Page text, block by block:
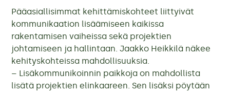
Pääasiallisimmat kehittämiskohteet liittyivät
kommunikaation lisäämiseen kaikissa
rakentamisen vaiheissa sekä projektien
johtamiseen ja hallintaan. Jaakko Heikkilä näkee
kehityskohteissa mahdollisuuksia.
– Lisäkommunikoinnin paikkoja on mahdollista
lisätä projektien elinkaareen. Sen lisäksi pöytään